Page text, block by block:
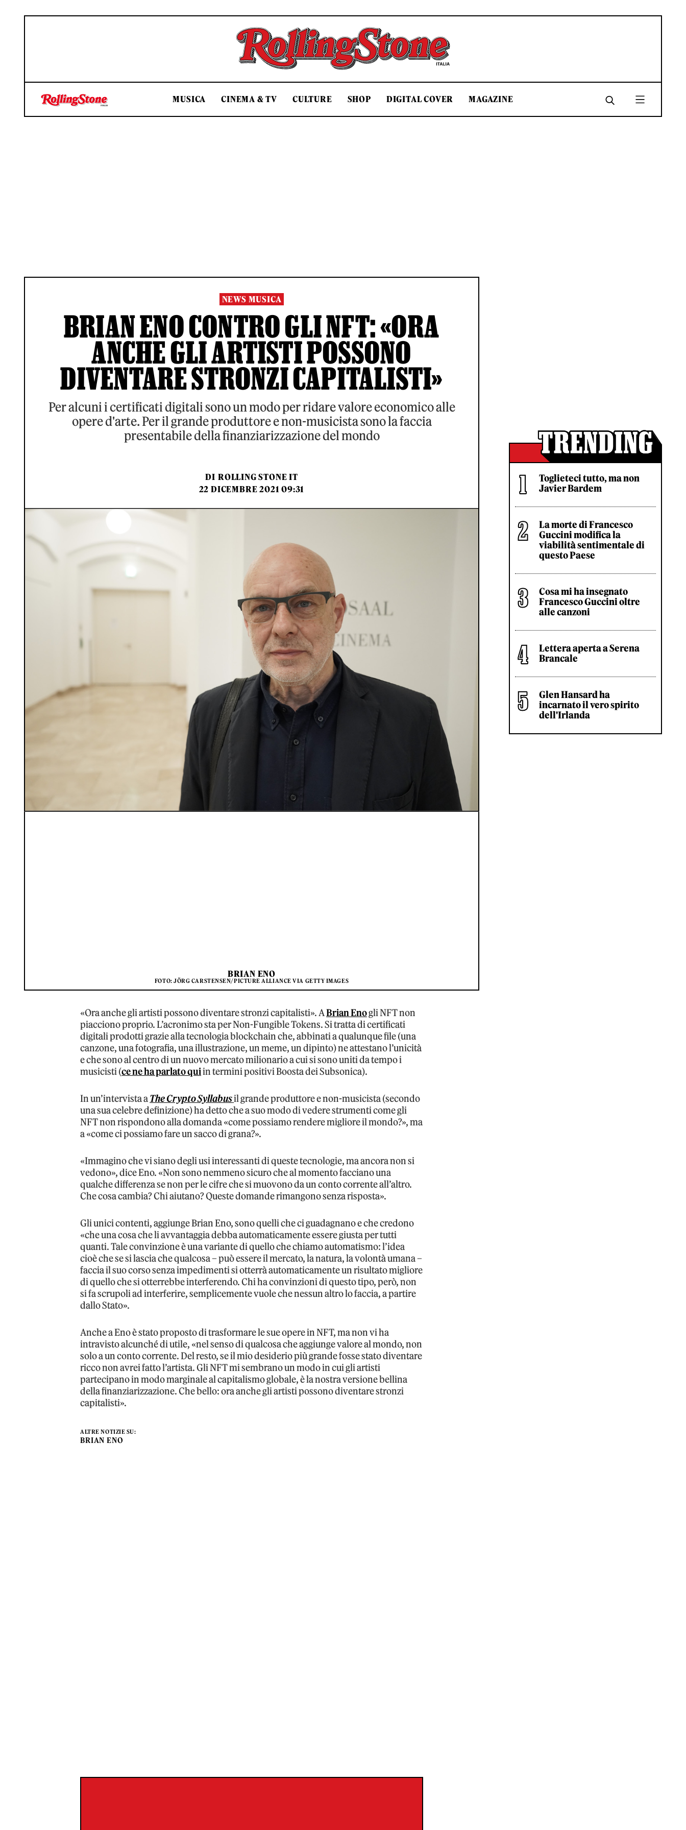
Rolling Stone Italia
MUSICA CINEMA & TV CULTURE SHOP DIGITAL COVER MAGAZINE
NEWS MUSICA
BRIAN ENO CONTRO GLI NFT: «ORA
ANCHE GLI ARTISTI POSSONO
DIVENTARE STRONZI CAPITALISTI»
Per alcuni i certificati digitali sono un modo per ridare valore economico alle
opere d'arte. Per il grande produttore e non-musicista sono la faccia
presentabile della finanziarizzazione del mondo
DI ROLLING STONE IT
22 DICEMBRE 2021 09:31
BRIAN ENO
FOTO: JÖRG CARSTENSEN/PICTURE ALLIANCE VIA GETTY IMAGES
«Ora anche gli artisti possono diventare stronzi capitalisti». ABrian Enogli NFT non
piacciono proprio. L’acronimo sta per Non-Fungible Tokens. Si tratta di certificati
digitali prodotti grazie alla tecnologia blockchain che, abbinati a qualunque file (una
canzone, una fotografia, una illustrazione, un meme, un dipinto) ne attestano l’unicità
e che sono al centro di un nuovo mercato milionario a cui si sono uniti da tempo i
musicisti (ce ne ha parlato quiin termini positivi Boosta dei Subsonica).
In un’intervista aThe Crypto Syllabusil grande produttore e non-musicista (secondo
una sua celebre definizione) ha detto che a suo modo di vedere strumenti come gli
NFT non rispondono alla domanda «come possiamo rendere migliore il mondo?», ma
a «come ci possiamo fare un sacco di grana?».
«Immagino che vi siano degli usi interessanti di queste tecnologie, ma ancora non si
vedono», dice Eno. «Non sono nemmeno sicuro che al momento facciano una
qualche differenza se non per le cifre che si muovono da un conto corrente all’altro.
Che cosa cambia? Chi aiutano? Queste domande rimangono senza risposta».
Gli unici contenti, aggiunge Brian Eno, sono quelli che ci guadagnano e che credono
«che una cosa che li avvantaggia debba automaticamente essere giusta per tutti
quanti. Tale convinzione è una variante di quello che chiamo automatismo: l’idea
cioè che se si lascia che qualcosa – può essere il mercato, la natura, la volontà umana –
faccia il suo corso senza impedimenti si otterrà automaticamente un risultato migliore
di quello che si otterrebbe interferendo. Chi ha convinzioni di questo tipo, però, non
si fa scrupoli ad interferire, semplicemente vuole che nessun altro lo faccia, a partire
dallo Stato».
Anche a Eno è stato proposto di trasformare le sue opere in NFT, ma non vi ha
intravisto alcunché di utile, «nel senso di qualcosa che aggiunge valore al mondo, non
solo a un conto corrente. Del resto, se il mio desiderio più grande fosse stato diventare
ricco non avrei fatto l’artista. Gli NFT mi sembrano un modo in cui gli artisti
partecipano in modo marginale al capitalismo globale, è la nostra versione bellina
dellafinanziarizzazione. Che bello: ora anche gli artisti possono diventare stronzi
capitalisti».
ALTRE NOTIZIE SU:
BRIAN ENO
Toglieteci tutto, ma non
Javier Bardem
La morte di Francesco
Guccini modifica la
viabilità sentimentale di
questo Paese
Cosa mi ha insegnato
Francesco Guccini oltre
alle canzoni
Lettera aperta a Serena
Brancale
Glen Hansard ha
incarnato il vero spirito
dell'Irlanda